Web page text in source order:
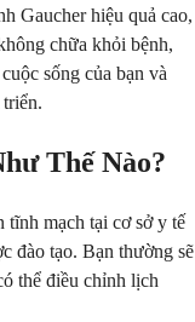
Gaucher hiệu quả cao,
chữa khỏi bệnh,
sống của bạn và
Thế Nào?
tĩnh mạch tại cơ sở y tế
đào tạo. Bạn thường sẽ
thể điều chỉnh lịch